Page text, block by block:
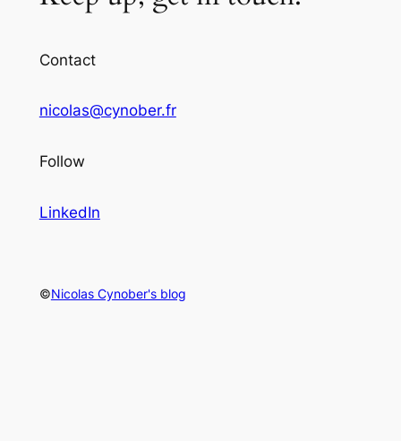
Contact
nicolas@cynober.fr
Follow
LinkedIn
©Nicolas Cynober's blog